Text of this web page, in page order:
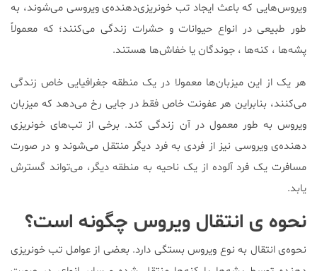
ویروس‌هایی که باعث ایجاد تب خونریزی‌دهنده‌ی ویروسی می‌شوند، به
طور طبیعی در انواع حیوانات و حشرات زندگی می‌کنند؛ که معمولاً
پشه‌ها ، کنه‌ها ، جوندگان یا خفاش‌ها هستند.
هر یک از این میزبان‌ها معمولا در یک منطقه جغرافیایی خاص زندگی
می‌کنند، بنابراین هر عفونت خاص فقط در جایی رخ می‌دهد که میزبان
ویروس به طور معمول در آن زندگی کند. برخی از تب‌های خونریزی
دهنده‌ی ویروسی نیز از فردی به فرد دیگر منتقل می‌شوند و در صورت
مسافرت یک فرد آلوده از یک ناحیه به منطقه دیگر، می‌تواند گسترش
یابد.
نحوه ی انتقال ویروس چگونه است؟
نحوه‌ی انتقال به نوع ویروس بستگی دارد. بعضی از عوامل تب خونریزی